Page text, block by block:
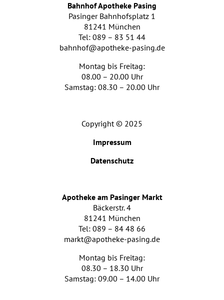
Bahnhof Apotheke Pasing
Pasinger Bahnhofsplatz 1
81241 München
Tel: 089 – 83 51 44
bahnhof@apotheke-pasing.de
Montag bis Freitag:
08.00 – 20.00 Uhr
Samstag: 08.30 – 20.00 Uhr
Copyright © 2025
Impressum
Datenschutz
Apotheke am Pasinger Markt
Bäckerstr. 4
81241 München
Tel: 089 – 84 48 66
markt@apotheke-pasing.de
Montag bis Freitag:
08.30 – 18.30 Uhr
Samstag: 09.00 – 14.00 Uhr